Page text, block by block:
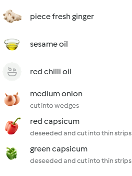
piece fresh ginger
sesame oil
red chilli oil
medium onion
cut into wedges
red capsicum
deseeded and cut into thin strips
green capsicum
deseeded and cut into thin strips